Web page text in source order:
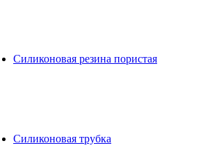
Силиконовая резина пористая
Силиконовая трубка